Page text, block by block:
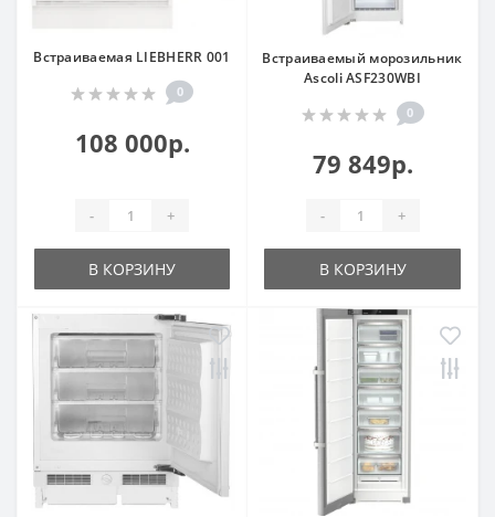
Встраиваемая LIEBHERR 001
0
108 000р.
- +
В КОРЗИНУ
Встраиваемый морозильник
Ascoli ASF230WBI
0
79 849р.
- +
В КОРЗИНУ